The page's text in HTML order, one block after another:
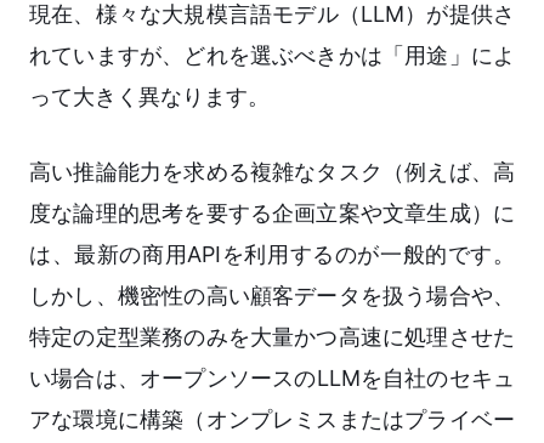
現在、様々な大規模言語モデル（LLM）が提供さ
れていますが、どれを選ぶべきかは「用途」によ
って大きく異なります。
高い推論能力を求める複雑なタスク（例えば、高
度な論理的思考を要する企画立案や文章生成）に
は、最新の商用APIを利用するのが一般的です。
しかし、機密性の高い顧客データを扱う場合や、
特定の定型業務のみを大量かつ高速に処理させた
い場合は、オープンソースのLLMを自社のセキュ
アな環境に構築（オンプレミスまたはプライベー